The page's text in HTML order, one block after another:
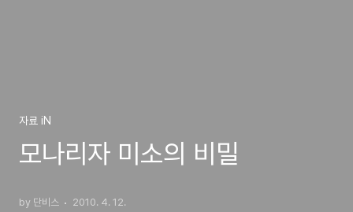
자료 iN
모나리자 미소의 비밀
by 단비스 2010. 4. 12.